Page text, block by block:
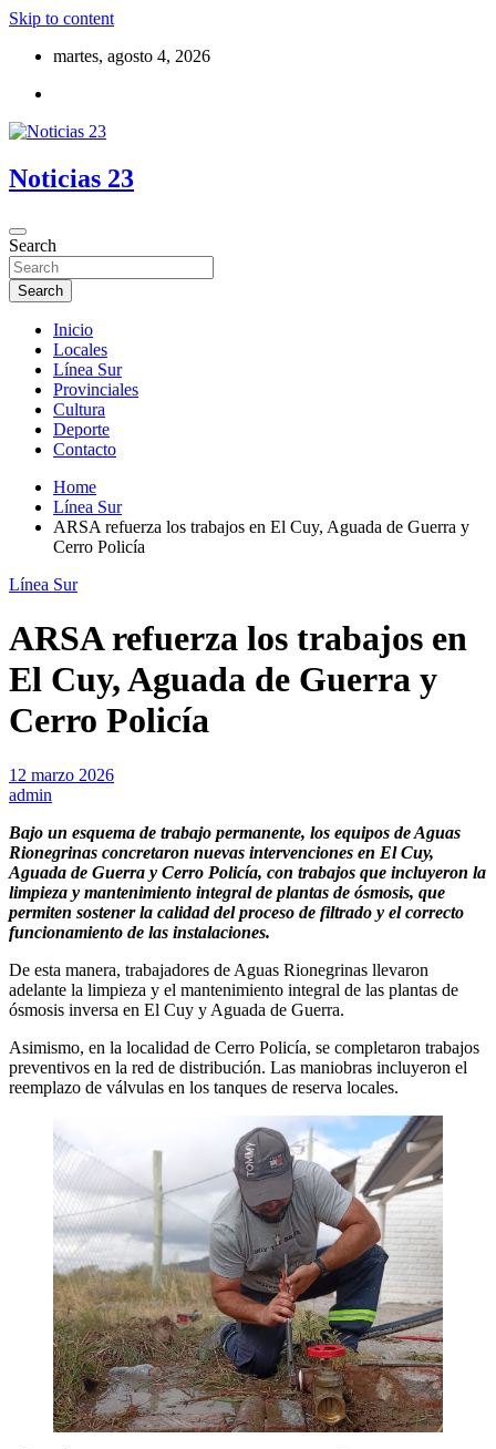
Skip to content
martes, agosto 4, 2026
Noticias 23
Search
Search
Inicio
Locales
Línea Sur
Provinciales
Cultura
Deporte
Contacto
Home
Línea Sur
ARSA refuerza los trabajos en El Cuy, Aguada de Guerra y
Cerro Policía
Línea Sur
ARSA refuerza los trabajos en
El Cuy, Aguada de Guerra y
Cerro Policía
12 marzo 2026
admin
Bajo un esquema de trabajo permanente, los equipos de Aguas
Rionegrinas concretaron nuevas intervenciones en El Cuy,
Aguada de Guerra y Cerro Policía, con trabajos que incluyeron la
limpieza y mantenimiento integral de plantas de ósmosis, que
permiten sostener la calidad del proceso de filtrado y el correcto
funcionamiento de las instalaciones.
De esta manera, trabajadores de Aguas Rionegrinas llevaron
adelante la limpieza y el mantenimiento integral de las plantas de
ósmosis inversa en El Cuy y Aguada de Guerra.
Asimismo, en la localidad de Cerro Policía, se completaron trabajos
preventivos en la red de distribución. Las maniobras incluyeron el
reemplazo de válvulas en los tanques de reserva locales.